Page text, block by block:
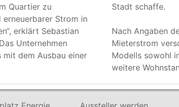
Quartier zu
Strom in
erklärt Sebastian
Unternehmen
dem Ausbau einer
Stadt schaffe.
Nach Angaben
Mieterstrom
Modells sowohl
weitere